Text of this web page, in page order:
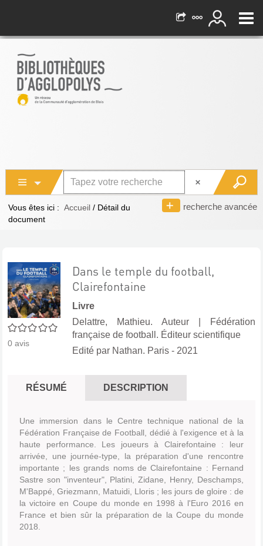
recherche avancée
Vous êtes ici : Accueil / Détail du
document
0/5
0 avis
Dans le temple du football,
Clairefontaine
Livre
Delattre, Mathieu. Auteur
Fédération
française de football. Éditeur scientifique
Edité par Nathan. Paris - 2021
RÉSUMÉ DESCRIPTION
Une immersion dans le Centre technique national de la
Fédération Française de Football, dédié à l'exigence et à la
haute performance. Les joueurs à Clairefontaine : leur
arrivée, une journée-type, la préparation d'une rencontre
importante ; les grands noms de Clairefontaine : Fernand
Sastre son "inventeur", Platini, Zidane, Henry, Deschamps,
M'Bappé, Griezmann, Matuidi, Lloris ; les jours de gloire : de
la victoire en Coupe du monde en 1998 à l'Euro 2016 en
France et bien sûr la préparation de la Coupe du monde
2018.